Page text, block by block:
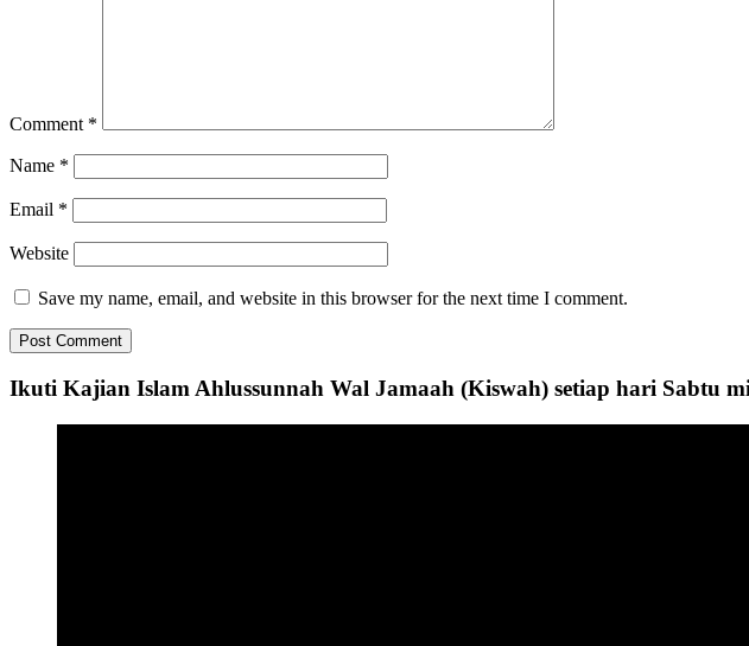
Comment *
Name *
Email *
Website
Save my name, email, and website in this browser for the next time I comment.
Ikuti Kajian Islam Ahlussunnah Wal Jamaah (Kiswah) setiap hari Sabtu